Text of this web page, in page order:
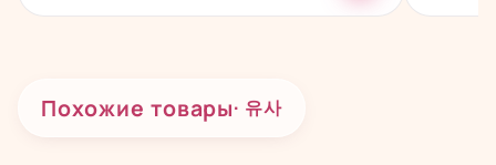
Похожие товары· 유사